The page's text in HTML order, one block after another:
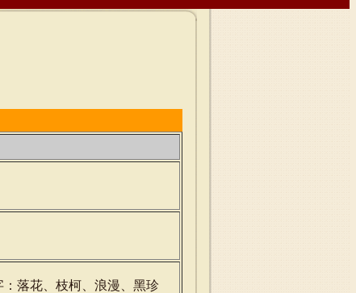
落花、枝柯、浪漫、黑珍